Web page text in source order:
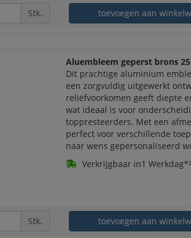
Stk. toevoegen aan
Aluembleem geperst brons
Dit prachtige aluminium
een zorgvuldig uitgewerkt
reliëfvoorkomen geeft diepte
wat ideaal is voor
toppresteerders. Met een
perfect voor verschillende
naar wens gepersonaliseerd
Verkrijgbaar in1 Werkdag*²
Stk. toevoegen aan